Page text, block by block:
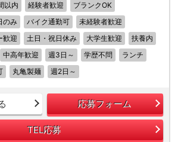
以内 経験者歓迎
ブランクOK
のみ バイク通勤可
未経験者歓迎
歓迎 土日・祝日休み 大学生歓迎
扶養内
中高年歓迎 週3日～ 学歴不問
ランチ
丸亀製麺 週2日～
応募フォーム
TEL応募